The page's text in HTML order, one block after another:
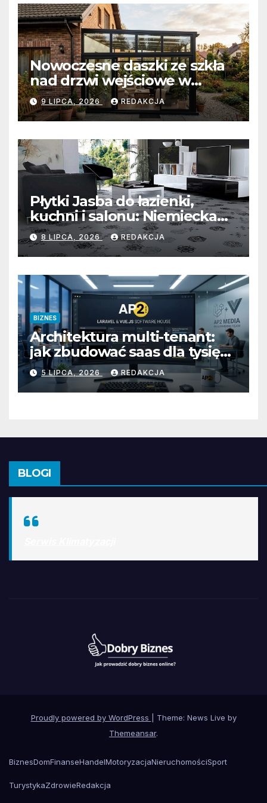
Nowoczesne daszki ze szkła
nad drzwi wejściowe w
Białobrzegach: Połączenie
minimalistycznej estetyki z
bezkompromisową ochroną
wejścia
9 LIPCA, 2026 REDAKCJA
Płytki Jasba do łazienki,
kuchni i salonu: Niemiecka
precyzja, unikalna mozaika i
uniwersalny styl
8 LIPCA, 2026 REDAKCJA
BIZNES
Architektura multi-tenant:
jak zbudować saas dla tysięcy
klientów
5 LIPCA, 2026 REDAKCJA
BLOGI
Proudly powered by WordPress
Theme: News Live by
Themeansar.
BiznesDomFinanseHandelMotoryzacjaNieruchomościSport
TurystykaZdrowieRedakcja